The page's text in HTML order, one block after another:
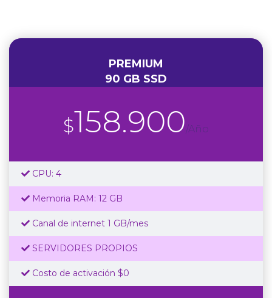
PREMIUM
90 GB SSD
$158.900/Año
CPU: 4
Memoria RAM: 12 GB
Canal de internet 1 GB/mes
SERVIDORES PROPIOS
Costo de activación $0